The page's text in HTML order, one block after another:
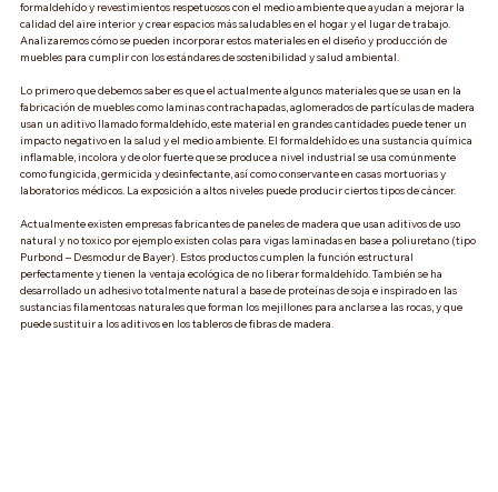
formaldehído y revestimientos respetuosos con el medio ambiente que ayudan a mejorar la
calidad del aire interior y crear espacios más saludables en el hogar y el lugar de trabajo.
Analizaremos cómo se pueden incorporar estos materiales en el diseño y producción de
muebles para cumplir con los estándares de sostenibilidad y salud ambiental.
Lo primero que debemos saber es que el actualmente algunos materiales que se usan en la
fabricación de muebles como laminas contrachapadas, aglomerados de partículas de madera
usan un aditivo llamado formaldehído, este material en grandes cantidades puede tener un
impacto negativo en la salud y el medio ambiente. El formaldehído es una sustancia química
inflamable, incolora y de olor fuerte que se produce a nivel industrial se usa comúnmente
como fungicida, germicida y desinfectante, así como conservante en casas mortuorias y
laboratorios médicos. La exposición a altos niveles puede producir ciertos tipos de cáncer.
Actualmente existen empresas fabricantes de paneles de madera que usan aditivos de uso
natural y no toxico por ejemplo existen colas para vigas laminadas en base a poliuretano (tipo
Purbond – Desmodur de Bayer). Estos productos cumplen la función estructural
perfectamente y tienen la ventaja ecológica de no liberar formaldehído. También se ha
desarrollado un adhesivo totalmente natural a base de proteínas de soja e inspirado en las
sustancias filamentosas naturales que forman los mejillones para anclarse a las rocas, y que
puede sustituir a los aditivos en los tableros de fibras de madera.